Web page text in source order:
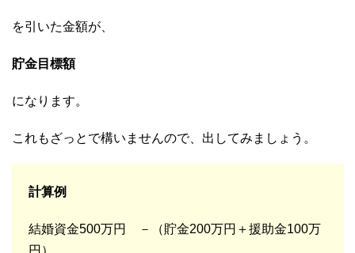
を引いた金額が、
貯金目標額
になります。
これもざっとで構いませんので、出してみましょう。
計算例
結婚資金500万円 －（貯金200万円＋援助金100万
円）